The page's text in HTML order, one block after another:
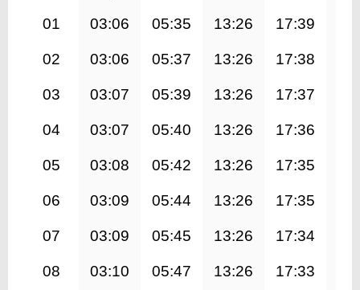
01 03:06 05:35 13:26 17:39
02 03:06 05:37 13:26 17:38
03 03:07 05:39 13:26 17:37
04 03:07 05:40 13:26 17:36
05 03:08 05:42 13:26 17:35
06 03:09 05:44 13:26 17:35
07 03:09 05:45 13:26 17:34
08 03:10 05:47 13:26 17:33